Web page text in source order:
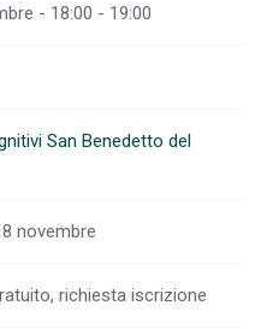
- 18:00 - 19:00
San Benedetto del
novembre
richiesta iscrizione